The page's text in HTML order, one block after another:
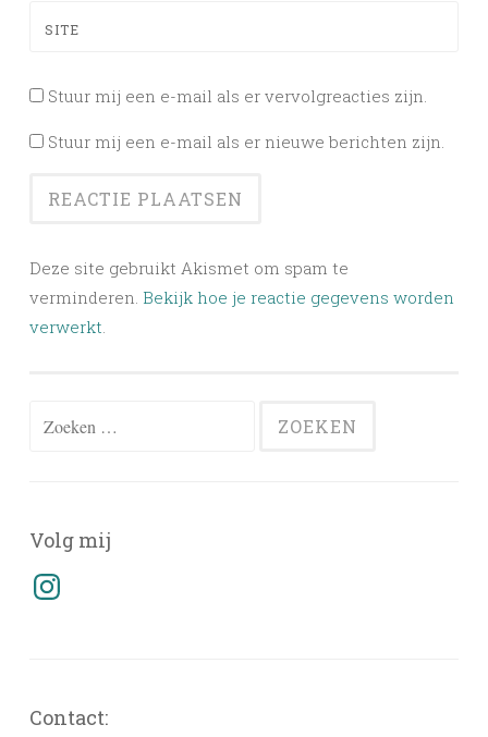
SITE
Stuur mij een e-mail als er vervolgreacties zijn.
Stuur mij een e-mail als er nieuwe berichten zijn.
Deze site gebruikt Akismet om spam te
verminderen. Bekijk hoe je reactie gegevens worden
verwerkt.
Zoeken
Volg mij
Instagram
Contact: